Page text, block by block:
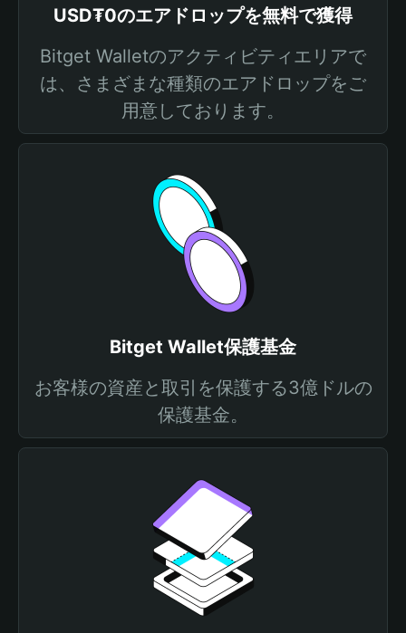
USD₮0のエアドロップを無料で獲得
Bitget Walletのアクティビティエリアで
は、さまざまな種類のエアドロップをご
用意しております。
Bitget Wallet保護基金
お客様の資産と取引を保護する3億ドルの
保護基金。